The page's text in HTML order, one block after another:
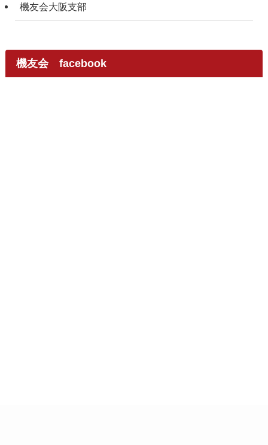
機友会大阪支部
機友会 facebook